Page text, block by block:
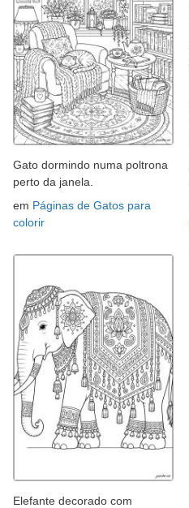
Gato dormindo numa poltrona
perto da janela.
em Páginas de Gatos para
colorir
Elefante decorado com